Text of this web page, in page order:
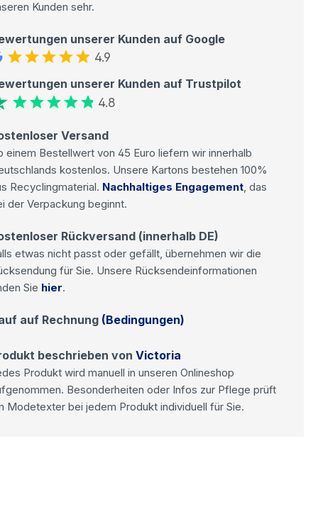
Kunden sehr.
unserer Kunden auf Google
4.9
unserer Kunden auf Trustpilot
4.8
Versand
einem Bestellwert von 45 Euro liefern wir innerhalb
kostenlos. Unsere Kartons bestehen 100%
Recyclingmaterial. Nachhaltiges Engagement, das
der Verpackung beginnt.
Rückversand (innerhalb DE)
etwas nicht passt oder gefällt, übernehmen wir die
für Sie. Unsere Rücksendeinformationen
Sie hier.
auf Rechnung (Bedingungen)
beschrieben von Victoria
Produkt wird manuell in unseren Onlineshop
Besonderheiten oder Infos zur Pflege prüft
Modetexter bei jedem Produkt individuell für Sie.